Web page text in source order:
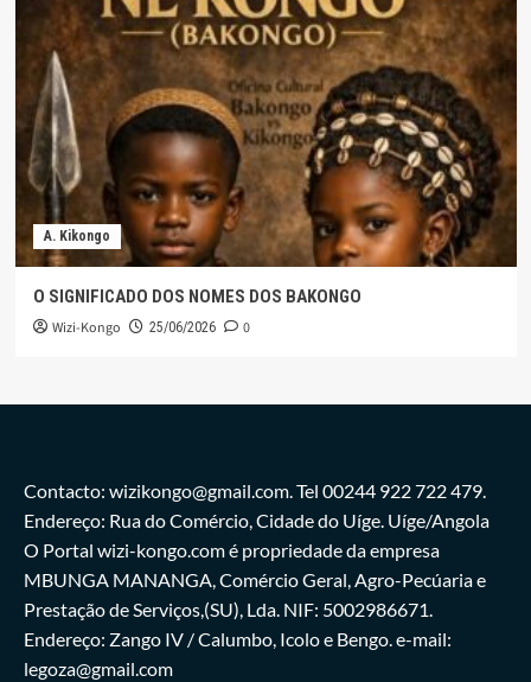
A. Kikongo
O SIGNIFICADO DOS NOMES DOS BAKONGO
Wizi-Kongo 25/06/2026 0
Contacto: wizikongo@gmail.com. Tel 00244 922 722 479.
Endereço: Rua do Comércio, Cidade do Uíge. Uíge/Angola
O Portal wizi-kongo.com é propriedade da empresa
MBUNGA MANANGA, Comércio Geral, Agro-Pecúaria e
Prestação de Serviços,(SU), Lda. NIF: 5002986671.
Endereço: Zango IV / Calumbo, Icolo e Bengo. e-mail:
legoza@gmail.com